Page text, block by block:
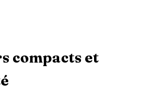
compacts et